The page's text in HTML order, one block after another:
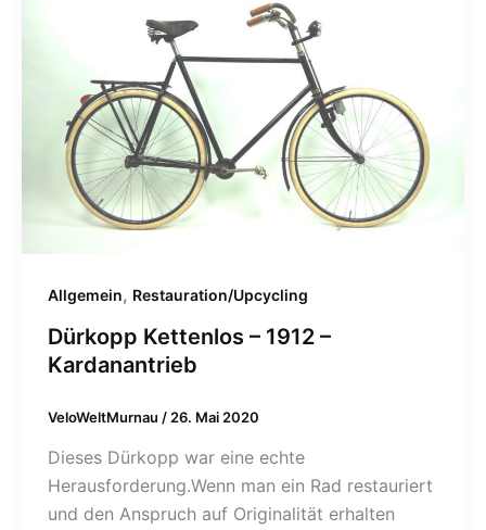
Allgemein, Restauration/Upcycling
Dürkopp Kettenlos – 1912 –
Kardanantrieb
VeloWeltMurnau / 26. Mai 2020
Dieses Dürkopp war eine echte
Herausforderung.Wenn man ein Rad restauriert
und den Anspruch auf Originalität erhalten